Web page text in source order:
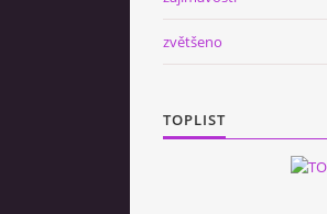
zvětšeno
TOPLIST